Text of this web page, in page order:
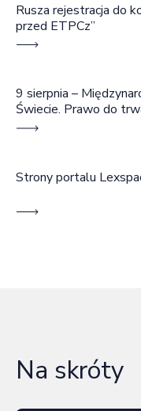
Rusza rejestracja do
przed ETPCz”
9 sierpnia –
Świecie. Prawo do
wspólnocie
Strony portalu
Na skróty